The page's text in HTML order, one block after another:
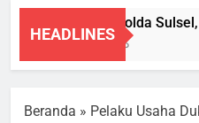
HEADLINES
Diperiksa Polda Sulsel,
8 Agustus 2026
Beranda » Pelaku Usaha